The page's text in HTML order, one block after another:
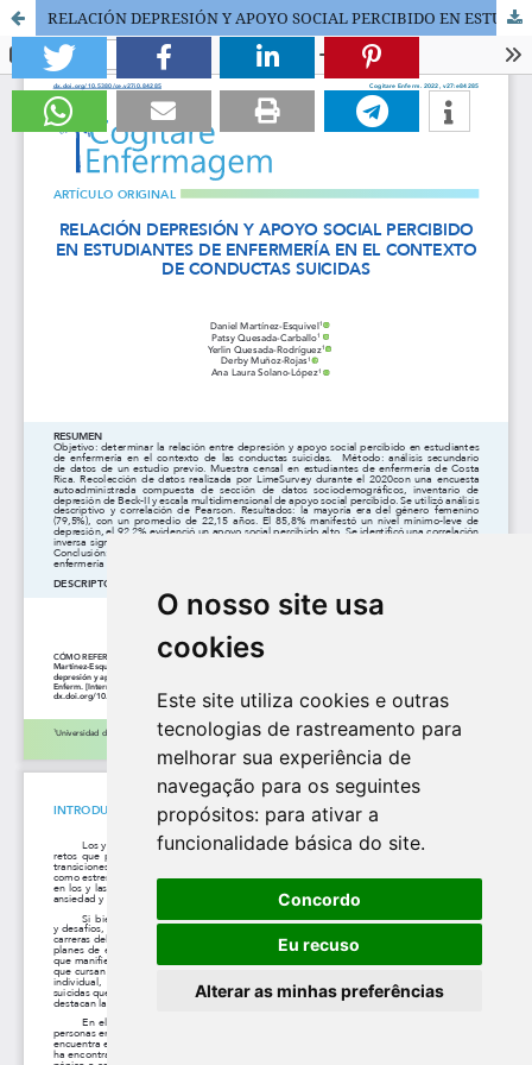
O nosso site usa
cookies
Este site utiliza cookies e outras
tecnologias de rastreamento para
melhorar sua experiência de
navegação para os seguintes
propósitos: para ativar a
funcionalidade básica do site.
Concordo
Eu recuso
Alterar as minhas preferências
RELACIÓN DEPRESIÓN Y APOYO SOCIAL PERCIBIDO EN ESTUDIANTES DE ENFERMERÍA EN EL CONTEXTO DE CONDUCTAS SUICIDAS